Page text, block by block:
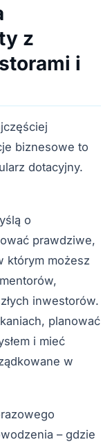
z
i
biznesowe to
dotacyjny.
o
prawdziwe,
którym możesz
inwestorów.
planować
i mieć
w
– gdzie